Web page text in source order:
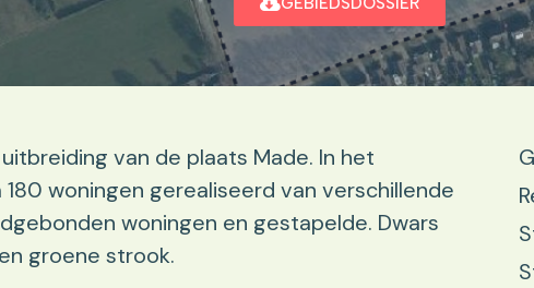
van de plaats Made. In het
woningen gerealiseerd van verschillende
woningen en gestapelde. Dwars
groene strook.